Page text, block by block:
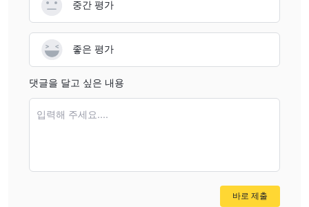
중간 평가
좋은 평가
댓글을 달고 싶은 내용
입력해 주세요....
바로 제출